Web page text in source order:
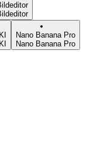
Nano Banana Pro
Nano Banana Pro